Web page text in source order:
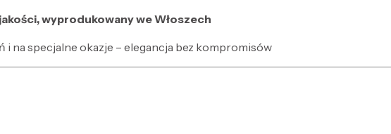
wyprodukowany we Włoszech
i na specjalne okazje – elegancja bez kompromisów